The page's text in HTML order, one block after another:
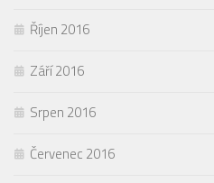
Říjen 2016
Září 2016
Srpen 2016
Červenec 2016